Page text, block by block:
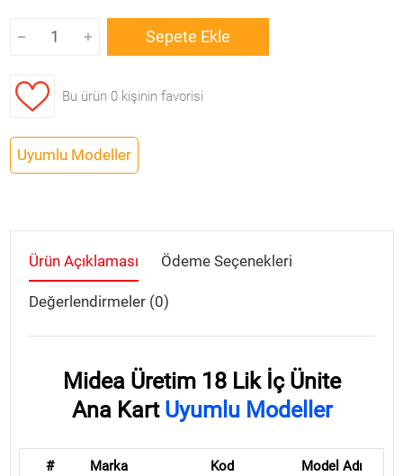
Sepete Ekle
Bu ürün 0 kişinin favorisi
Uyumlu Modeller
Ürün Açıklaması Ödeme Seçenekleri
Değerlendirmeler (0)
Midea Üretim 18 Lik İç Ünite
Ana Kart Uyumlu Modeller
# Marka Kod
Model Adı